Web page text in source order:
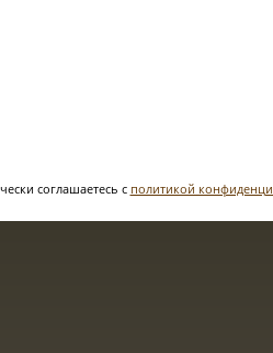
соглашаетесь с политикой